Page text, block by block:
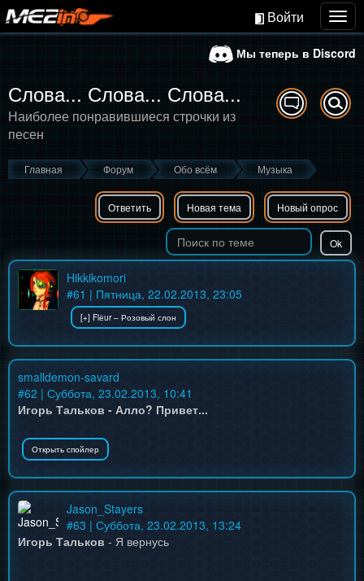
Войти
Мы теперь в Discord
Слова... Слова... Слова...
Наиболее понравившиеся строчки из
песен
Главная Форум Обо всём Музыка
Ответить Новая тема Новый опрос
Hikkikomori
#61 | Пятница, 22.02.2013, 23:05
smalldemon-savard
#62 | Суббота, 23.02.2013, 10:41
Игорь Тальков - Алло? Привет...
Jason_Stayers
#63 | Суббота, 23.02.2013, 13:24
Игорь Тальков - Я вернусь